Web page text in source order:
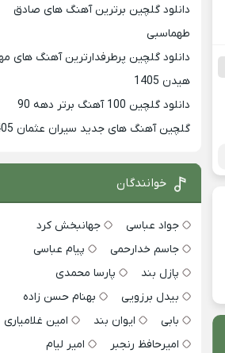
دانلود گلچین برترین آهنگ های صادق
طهماسبی
دانلود گلچین پرطرفدارترین آهنگ های
هیدن 1405
دانلود گلچین 100 آهنگ برتر دهه 90
گلچین آهنگ های جدید سیران عثمان 1405
خوانندگان
جواد عباسی
جهانبخش کرد
جاسم خدارحمی
پیام عباسی
پازل بند
پارسا محمدی
بیدل برزویی
بهنام حسن زاده
بابی
ایوان بند
امین غلامیاری
امیرحافظ رنجبر
امیر لیام